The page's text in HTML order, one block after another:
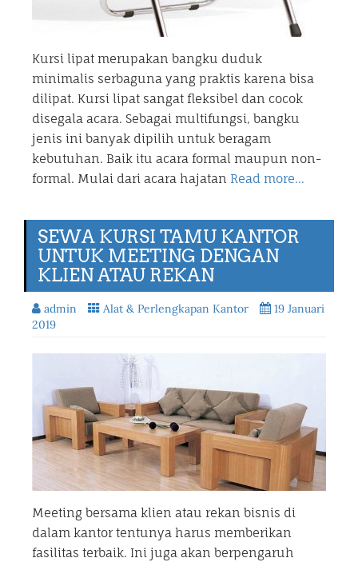
Kursi lipat merupakan bangku duduk
minimalis serbaguna yang praktis karena bisa
dilipat. Kursi lipat sangat fleksibel dan cocok
disegala acara. Sebagai multifungsi, bangku
jenis ini banyak dipilih untuk beragam
kebutuhan. Baik itu acara formal maupun non-
formal. Mulai dari acara hajatan Read more…
SEWA KURSI TAMU KANTOR
UNTUK MEETING DENGAN
KLIEN ATAU REKAN
admin Alat & Perlengkapan Kantor
19 Januari
2019
Meeting bersama klien atau rekan bisnis di
dalam kantor tentunya harus memberikan
fasilitas terbaik. Ini juga akan berpengaruh